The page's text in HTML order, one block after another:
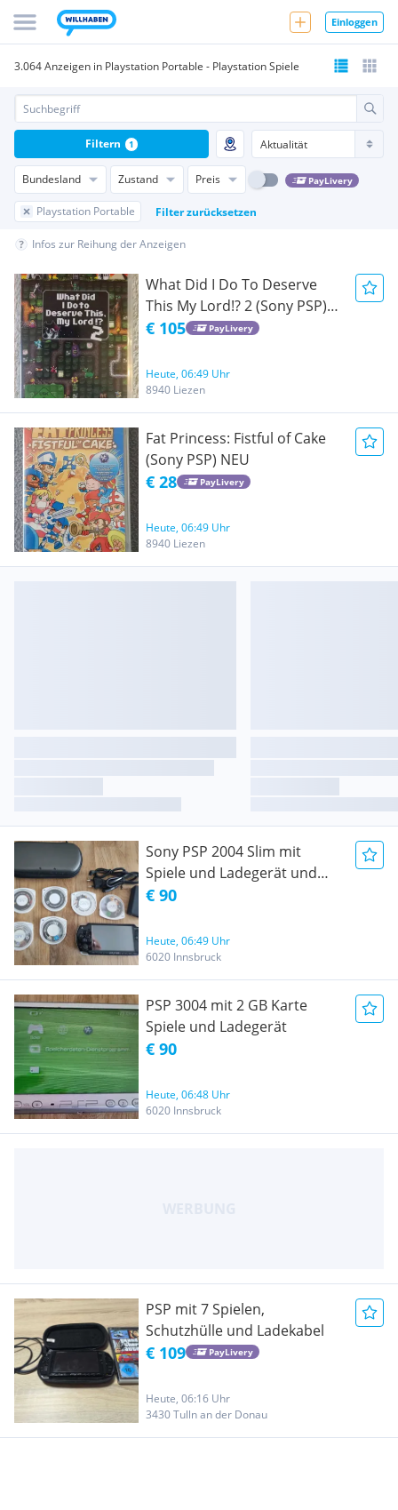
Einloggen
3.064 Anzeigen in Playstation Portable - Playstation Spiele
Bundesland Zustand Preis PayLivery
Playstation Portable Filter zurücksetzen
Filtern 1
Infos zur Reihung der Anzeigen
What Did I Do To Deserve
This My Lord!? 2 (Sony PSP)
NEU
€ 105 PayLivery
Heute, 06:49 Uhr
8940 Liezen
Fat Princess: Fistful of Cake
(Sony PSP) NEU
€ 28 PayLivery
Heute, 06:49 Uhr
8940 Liezen
Sony PSP 2004 Slim mit
Spiele und Ladegerät und
Tasche
€ 90
Heute, 06:49 Uhr
6020 Innsbruck
PSP 3004 mit 2 GB Karte
Spiele und Ladegerät
€ 90
Heute, 06:48 Uhr
6020 Innsbruck
PSP mit 7 Spielen,
Schutzhülle und Ladekabel
€ 109 PayLivery
Heute, 06:16 Uhr
3430 Tulln an der Donau